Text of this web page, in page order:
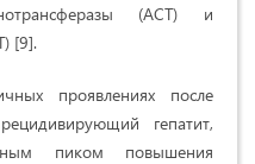
(АСТ) и
[9].
проявлениях после
гепатит,
пиком повышения